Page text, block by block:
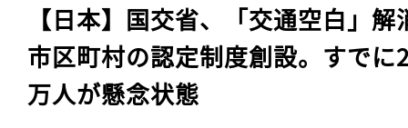
【日本】国交省、「交通空白」解
市区町村の認定制度創設。すでに
万人が懸念状態